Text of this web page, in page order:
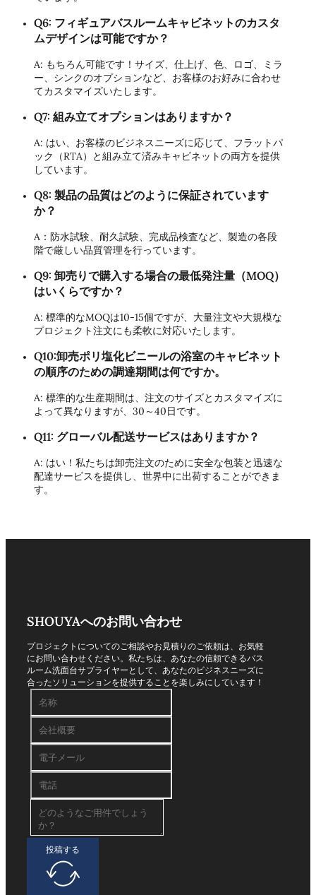
Q6: フィギュアバスルームキャビネットのカスタ
ムデザインは可能ですか？
A: もちろん可能です！サイズ、仕上げ、色、ロゴ、ミラ
ー、シンクのオプションなど、お客様のお好みに合わせ
てカスタマイズいたします。
Q7: 組み立てオプションはありますか？
A: はい、お客様のビジネスニーズに応じて、フラットパ
ック（RTA）と組み立て済みキャビネットの両方を提供
しています。
Q8: 製品の品質はどのように保証されています
か？
A：防水試験、耐久試験、完成品検査など、製造の各段
階で厳しい品質管理を行っています。
Q9: 卸売りで購入する場合の最低発注量（MOQ）
はいくらですか？
A: 標準的なMOQは10-15個ですが、大量注文や大規模な
プロジェクト注文にも柔軟に対応いたします。
Q10:卸売ポリ塩化ビニールの浴室のキャビネット
の順序のための調達期間は何ですか。
A: 標準的な生産期間は、注文のサイズとカスタマイズに
よって異なりますが、30～40日です。
Q11: グローバル配送サービスはありますか？
A: はい！私たちは卸売注文のために安全な包装と迅速な
配達サービスを提供し、世界中に出荷することができま
す。
SHOUYAへのお問い合わせ
プロジェクトについてのご相談やお見積りのご依頼は、お気軽
にお問い合わせください。私たちは、あなたの信頼できるバス
ルーム洗面台サプライヤーとして、あなたのビジネスニーズに
合ったソリューションを提供することを楽しみにしています！
投稿する